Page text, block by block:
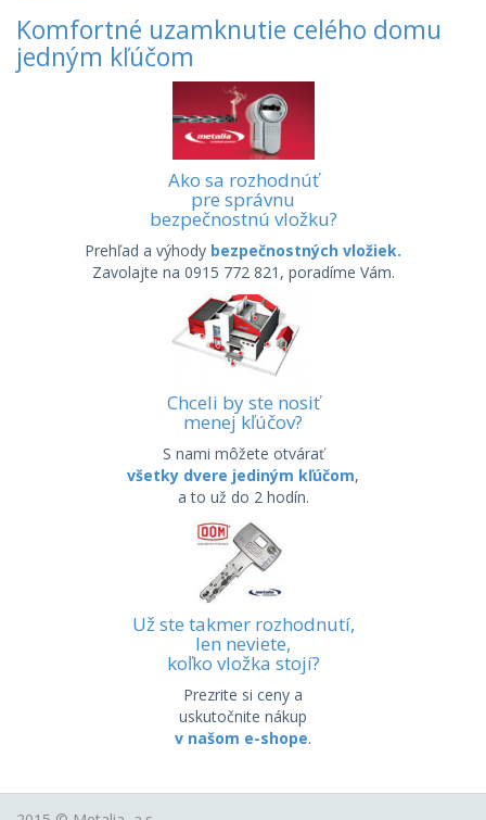
Komfortné uzamknutie celého domu
jedným kľúčom
Ako sa rozhodnúť
pre správnu
bezpečnostnú vložku?
Prehľad a výhody bezpečnostných vložiek.
Zavolajte na 0915 772 821, poradíme Vám.
Chceli by ste nosiť
menej kľúčov?
S nami môžete otvárať
všetky dvere jediným kľúčom,
a to už do 2 hodín.
Už ste takmer rozhodnutí,
len neviete,
koľko vložka stojí?
Prezrite si ceny a
uskutočnite nákup
v našom e-shope.